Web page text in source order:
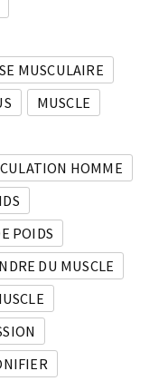
MUSCULAIRE
MUSCLE
HOMME
POIDS
DU MUSCLE